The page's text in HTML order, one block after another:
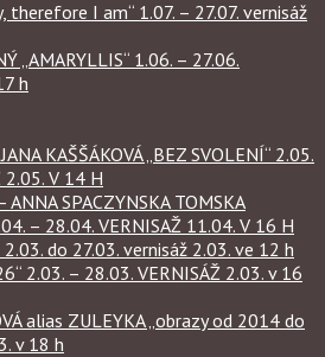
therefore I am“ 1.07. – 27.07. vernisáž
„AMARYLLIS“ 1.06. – 27.06.
h
KAŠŠÁKOVÁ „BEZ SVOLENÍ“ 2.05.
2.05. V 14 H
SPACZYNSKA TOMSKA
– 28.04. VERNISAŽ 11.04. V 16 H
do 27.03. vernisáž 2.03. ve 12 h
2.03. – 28.03. VERNISÁŽ 2.03. v 16
alias ZULEYKA „obrazy od 2014 do
v 18 h